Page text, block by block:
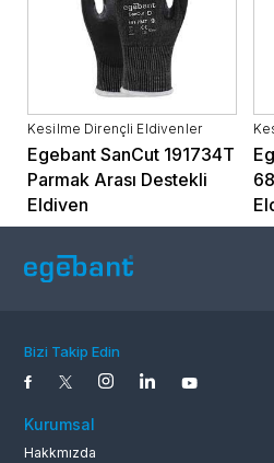
Kesilme Dirençli Eldivenler
Egebant SanCut 191734T
Parmak Arası Destekli
Eldiven
Bizi Takip Edin
Kurumsal
Hakkmızda